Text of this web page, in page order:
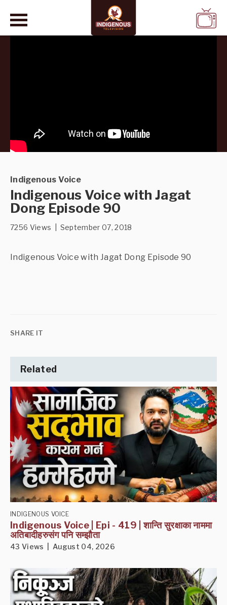
Indigenous Voice
Indigenous Voice with Jagat
Dong Episode 90
7256 Views | September 07, 2018
Indigenous Voice with Jagat Dong Episode 90
SHARE IT
Related
INDIGENOUS VOICE
Indigenous Voice | Epi - 419 | शान्ति सुरक्षाका नाममा
अतिबादीहरुसंग पनि सम्झौता
43 Views | August 04, 2026